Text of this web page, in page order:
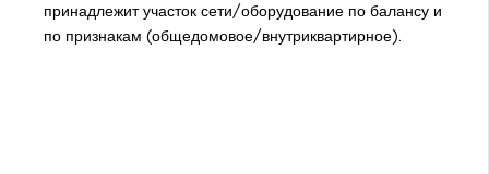
принадлежит участок сети/оборудование по балансу и
по признакам (общедомовое/внутриквартирное).